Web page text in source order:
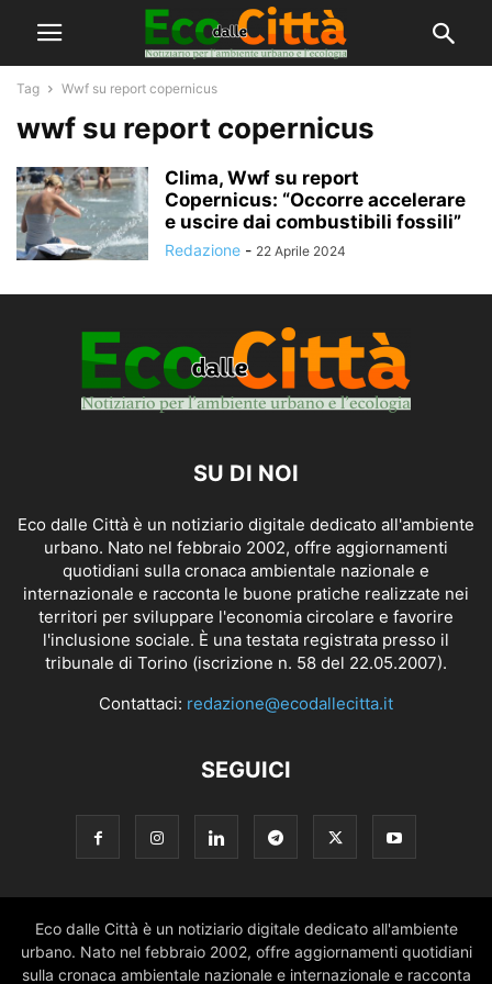
Tag Wwf su report copernicus
wwf su report copernicus
Clima, Wwf su report
Copernicus: “Occorre accelerare
e uscire dai combustibili fossili”
Redazione - 22 Aprile 2024
SU DI NOI
Eco dalle Città è un notiziario digitale dedicato all'ambiente
urbano. Nato nel febbraio 2002, offre aggiornamenti
quotidiani sulla cronaca ambientale nazionale e
internazionale e racconta le buone pratiche realizzate nei
territori per sviluppare l'economia circolare e favorire
l'inclusione sociale. È una testata registrata presso il
tribunale di Torino (iscrizione n. 58 del 22.05.2007).
Contattaci: redazione@ecodallecitta.it
SEGUICI
Eco dalle Città è un notiziario digitale dedicato all'ambiente
urbano. Nato nel febbraio 2002, offre aggiornamenti quotidiani
sulla cronaca ambientale nazionale e internazionale e racconta